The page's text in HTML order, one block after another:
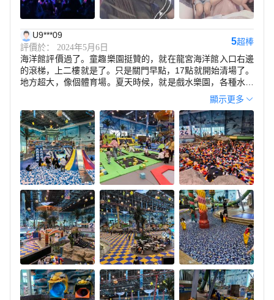
U9***09
評價於： 2024年5月6日
5超棒
海洋館評價過了。童趣樂園挺贊的，就在龍宮海洋館入口右邊
的滾梯，上二樓就是了。只是關門早點，17點就開始清場了。
地方超大，像個體育場。夏天時候，就是戲水樂園，各種水上
滑梯。其他季節，就改成童趣樂園。有海洋球區，碰床區，沙
子區、積木區、撈魚區、樂高橡皮泥區。。。面積都很大。外
邊下雨，室內樂園玩兒，正合適，挺值的。上午10點去海洋
館，12點半看完白鯨表演，吃完飯，然後過來，可以玩兒一下
午。有大人休息區需要注意的是，海洋球最裏面，有點深，估
計快1米了，大人在裏面走路都非常費勁。沒有成人幫助11、2
歲的孩子，恐怕無法穿過深深的海洋球，到達滑梯區。孩子如
果摔倒了，站起來、走出來得用很久，體力消耗很大，可能會
害怕。如果沒有大人陪，孩子最好別獨自到海洋球的最深處。
森林萌寵區，從一樓海洋館入口往右，路過到樂園的滾梯，繼
續走，穿過小門，坐電梯到3層。到了，就知道為什麼是贈送
的了。很小，走一圈10幾分鐘。有個迷你漂流，迷你到，我和
兒子一共200斤，竟然卡在升降器里了，哈哈哈。一個船30元
好像，3、5分鐘結束了。寵物不多，有幾隻獴、幾隻獾挺有意
思的。還有隻不大不小的豬，感覺隨時都可能跳出圍欄。
顯示更多